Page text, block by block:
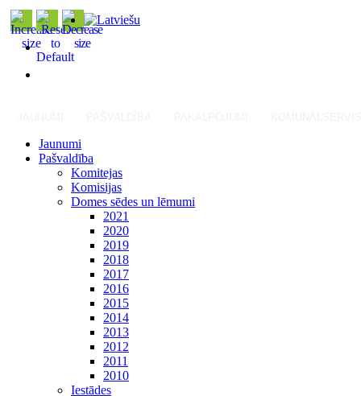
Jaunumi
Pašvaldība
Komitejas
Komisijas
Domes sēdes un lēmumi
2021
2020
2019
2018
2017
2016
2015
2014
2013
2012
2011
2010
Iestādes